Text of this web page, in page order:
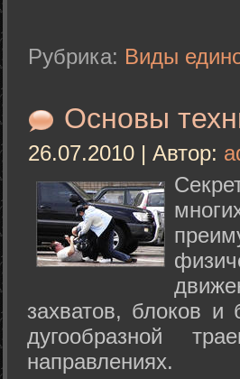
Рубрика: Виды
Основы
26.07.2010 | Автор:
захватов, блоков и
дугообразной
направлениях.